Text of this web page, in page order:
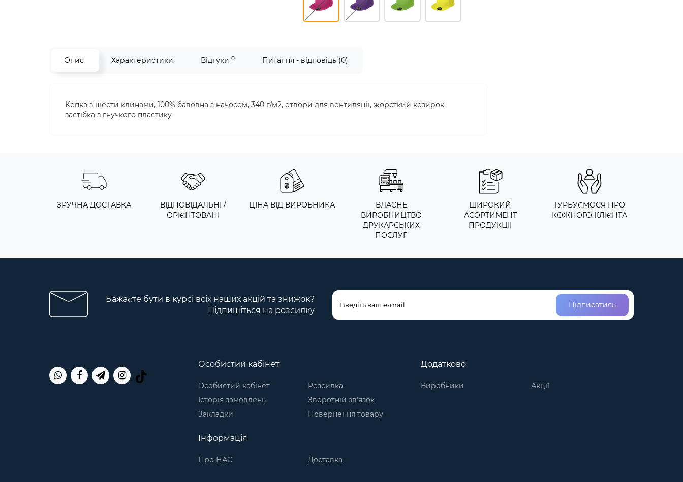
Опис Характеристики Відгуки 0 Питання - відповідь (0)
Кепка з шести клинами, 100% бавовна з начосом, 340 г/м2, отвори для вентиляції, жорсткий козирок,
застібка з гнучкого пластику
ЗРУЧНА ДОСТАВКА
ВІДПОВІДАЛЬНІ /
ОРІЄНТОВАНІ
ЦІНА ВІД ВИРОБНИКА
ВЛАСНЕ
ВИРОБНИЦТВО
ДРУКАРСЬКИХ
ПОСЛУГ
ШИРОКИЙ
АСОРТИМЕНТ
ПРОДУКЦІІ
ТУРБУЄМОСЯ ПРО
КОЖНОГО КЛІЄНТА
Бажаєте бути в курсі всіх наших акцій та знижок?
Підпишіться на розсилку
Підписатись
Особистий кабінет
Особистий кабінет
Історія замовлень
Закладки
Розсилка
Зворотній зв’язок
Повернення товару
Додатково
Виробники Акції
Інформація
Про НАС Доставка